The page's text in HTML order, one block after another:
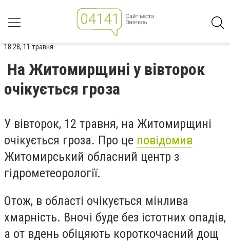
18:28, 11 травня
На Житомирщині у вівторок
очікується гроза
У вівторок, 12 травня, на Житомирщині
очікується гроза. Про це повідомив
Житомирський обласний центр з
гідрометеорології.
Отож, в області очікується мінлива
хмарність. Вночі буде без істотних опадів,
а от вдень обіцяють короткочасний дощ